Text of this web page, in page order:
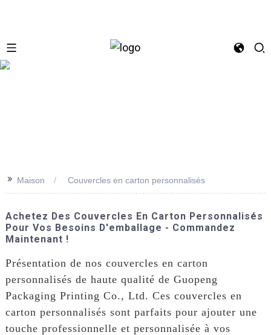
>> Maison Couvercles en carton personnalisés
Achetez Des Couvercles En Carton Personnalisés
Pour Vos Besoins D'emballage - Commandez
Maintenant !
Présentation de nos couvercles en carton
personnalisés de haute qualité de Guopeng
Packaging Printing Co., Ltd. Ces couvercles en
carton personnalisés sont parfaits pour ajouter une
touche professionnelle et personnalisée à vos